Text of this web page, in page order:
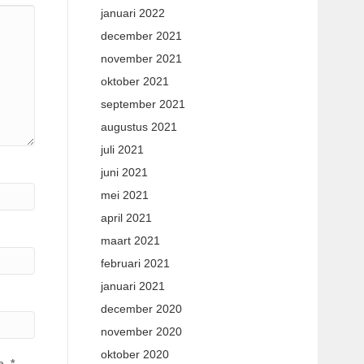
januari 2022
december 2021
november 2021
oktober 2021
september 2021
augustus 2021
juli 2021
juni 2021
mei 2021
april 2021
maart 2021
februari 2021
januari 2021
december 2020
november 2020
oktober 2020